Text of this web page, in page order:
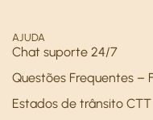
AJUDA
Chat suporte 24/7
Questões Frequentes –
Estados de trânsito CTT